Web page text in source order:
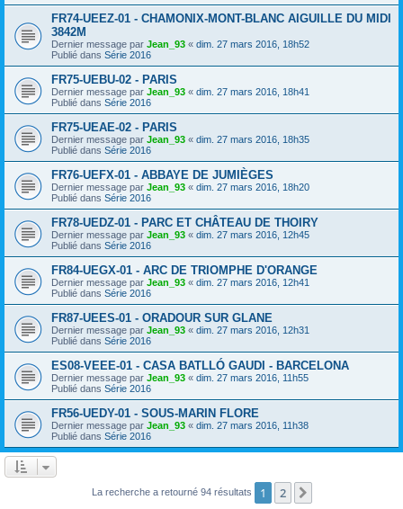
FR74-UEEZ-01 - CHAMONIX-MONT-BLANC AIGUILLE DU MIDI
3842M
Dernier message par Jean_93 « dim. 27 mars 2016, 18h52
Publié dans Série 2016
FR75-UEBU-02 - PARIS
Dernier message par Jean_93 « dim. 27 mars 2016, 18h41
Publié dans Série 2016
FR75-UEAE-02 - PARIS
Dernier message par Jean_93 « dim. 27 mars 2016, 18h35
Publié dans Série 2016
FR76-UEFX-01 - ABBAYE DE JUMIÈGES
Dernier message par Jean_93 « dim. 27 mars 2016, 18h20
Publié dans Série 2016
FR78-UEDZ-01 - PARC ET CHÂTEAU DE THOIRY
Dernier message par Jean_93 « dim. 27 mars 2016, 12h45
Publié dans Série 2016
FR84-UEGX-01 - ARC DE TRIOMPHE D'ORANGE
Dernier message par Jean_93 « dim. 27 mars 2016, 12h41
Publié dans Série 2016
FR87-UEES-01 - ORADOUR SUR GLANE
Dernier message par Jean_93 « dim. 27 mars 2016, 12h31
Publié dans Série 2016
ES08-VEEE-01 - CASA BATLLÓ GAUDI - BARCELONA
Dernier message par Jean_93 « dim. 27 mars 2016, 11h55
Publié dans Série 2016
FR56-UEDY-01 - SOUS-MARIN FLORE
Dernier message par Jean_93 « dim. 27 mars 2016, 11h38
Publié dans Série 2016
La recherche a retourné 94 résultats 1 2